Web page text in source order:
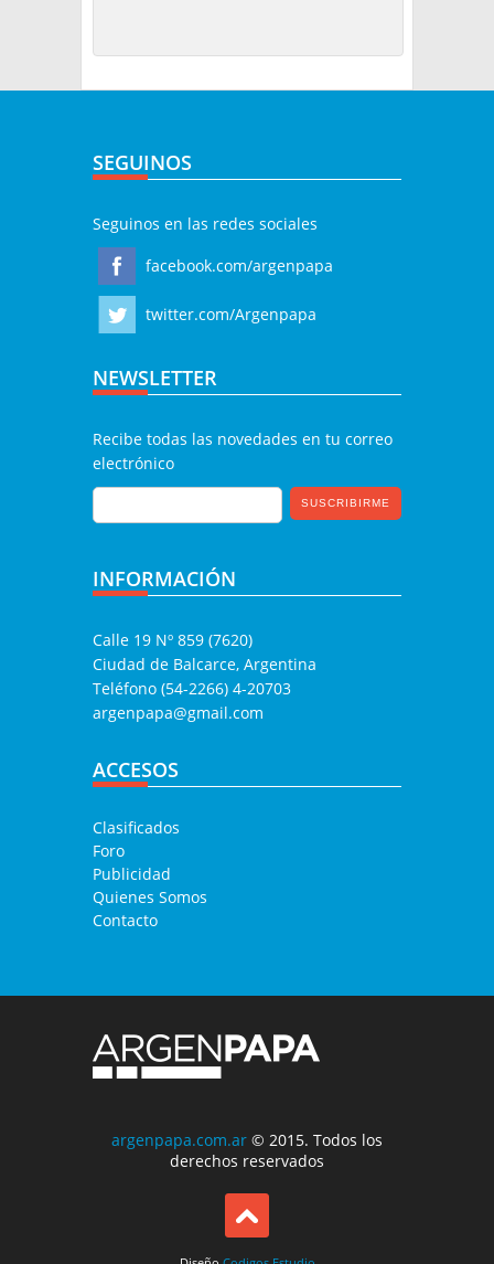
SEGUINOS
Seguinos en las redes sociales
facebook.com/argenpapa
twitter.com/Argenpapa
NEWSLETTER
Recibe todas las novedades en tu correo
electrónico
INFORMACIÓN
Calle 19 Nº 859 (7620)
Ciudad de Balcarce, Argentina
Teléfono (54-2266) 4-20703
argenpapa@gmail.com
ACCESOS
Clasificados
Foro
Publicidad
Quienes Somos
Contacto
argenpapa.com.ar © 2015. Todos los
derechos reservados